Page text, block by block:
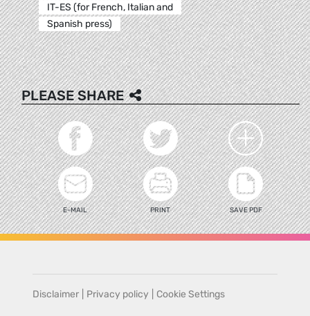
IT-ES (for French, Italian and
Spanish press)
PLEASE SHARE
E-MAIL PRINT SAVE PDF
Disclaimer Privacy policy Cookie Settings